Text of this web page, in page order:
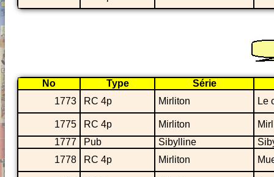
No Type
Série
1773
RC 4p Mirliton Le
1775 RC 4p Mirliton
1777
Pub Sibylline
1778
RC 4p Mirliton